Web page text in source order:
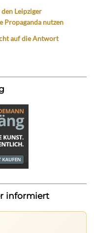
Leipziger
Propaganda nutzen
auf die Antwort
informiert